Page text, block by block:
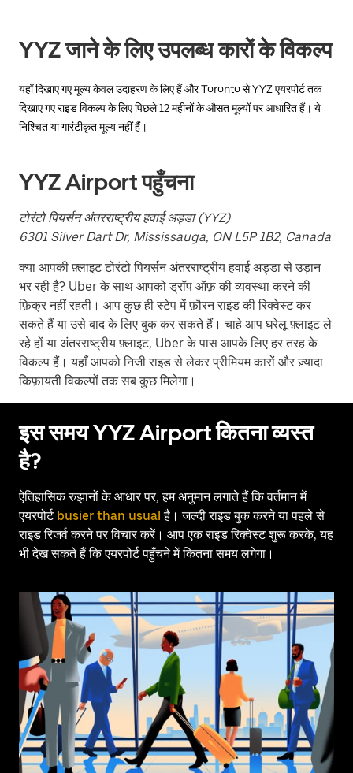
close
the
YYZ जाने के लिए उपलब्ध कारों के विकल्प
यहाँ दिखाए गए मूल्य केवल उदाहरण के लिए हैं और Toronto से YYZ एयरपोर्ट तक
दिखाए गए राइड विकल्प के लिए पिछले 12 महीनों के औसत मूल्यों पर आधारित हैं। ये
निश्चित या गारंटीकृत मूल्य नहीं हैं।
YYZ Airport पहुँचना
टोरंटो पियर्सन अंतरराष्ट्रीय हवाई अड्डा (YYZ)
6301 Silver Dart Dr, Mississauga, ON L5P 1B2, Canada
क्या आपकी फ़्लाइट टोरंटो पियर्सन अंतरराष्ट्रीय हवाई अड्डा से उड़ान
भर रही है? Uber के साथ आपको ड्रॉप ऑफ़ की व्यवस्था करने की
फ़िक्र नहीं रहती। आप कुछ ही स्टेप में फ़ौरन राइड की रिक्वेस्ट कर
सकते हैं या उसे बाद के लिए बुक कर सकते हैं। चाहे आप घरेलू फ़्लाइट ले
रहे हों या अंतरराष्ट्रीय फ़्लाइट, Uber के पास आपके लिए हर तरह के
विकल्प हैं। यहाँ आपको निजी राइड से लेकर प्रीमियम कारों और ज़्यादा
किफ़ायती विकल्पों तक सब कुछ मिलेगा।
इस समय YYZ Airport कितना व्यस्त
है?
ऐतिहासिक रुझानों के आधार पर, हम अनुमान लगाते हैं कि वर्तमान में
एयरपोर्ट busier than usual है। जल्दी राइड बुक करने या पहले से
राइड रिजर्व करने पर विचार करें। आप एक राइड रिक्वेस्ट शुरू करके, यह
भी देख सकते हैं कि एयरपोर्ट पहुँचने में कितना समय लगेगा।